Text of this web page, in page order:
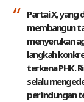
Partai X, yang
membangun
menyerukan
langkah
terkena PHK.
selalu
perlindungan